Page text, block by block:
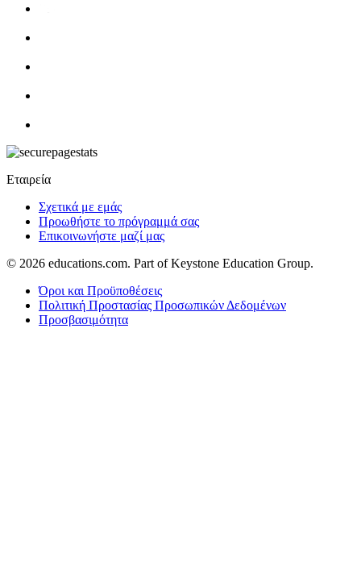
Εταιρεία
Σχετικά με εμάς
Προωθήστε το πρόγραμμά σας
Επικοινωνήστε μαζί μας
© 2026 educations.com. Part of Keystone Education Group.
Όροι και Προϋποθέσεις
Πολιτική Προστασίας Προσωπικών Δεδομένων
Προσβασιμότητα